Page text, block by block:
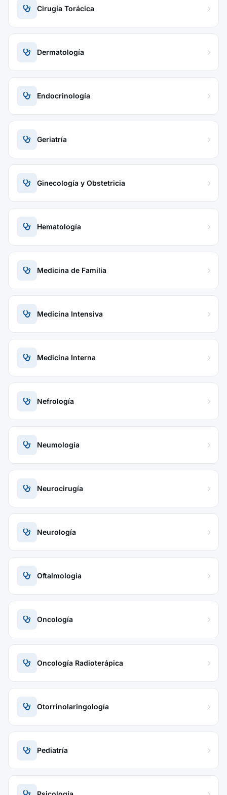
Cirugía Torácica
Dermatología
Endocrinología
Geriatría
Ginecología y Obstetricia
Hematología
Medicina de Familia
Medicina Intensiva
Medicina Interna
Nefrología
Neumología
Neurocirugía
Neurología
Oftalmología
Oncología
Oncología Radioterápica
Otorrinolaringología
Pediatría